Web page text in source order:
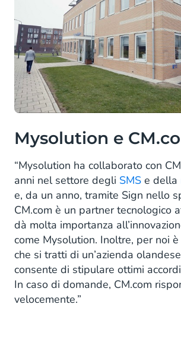
Mysolution e
“Mysolution ha collaborato con
anni nel settore degli SMS e della
e, da un anno, tramite Sign nello
CM.com è un partner tecnologico
dà molta importanza
come Mysolution. Inoltre, per noi
che si tratti di un’azienda
consente di stipulare ottimi
In caso di domande, CM.com
velocemente.”